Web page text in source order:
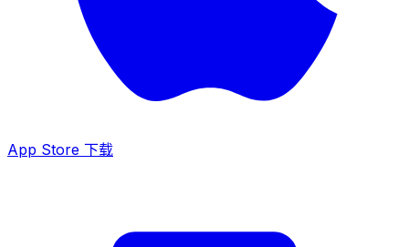
App Store 下载